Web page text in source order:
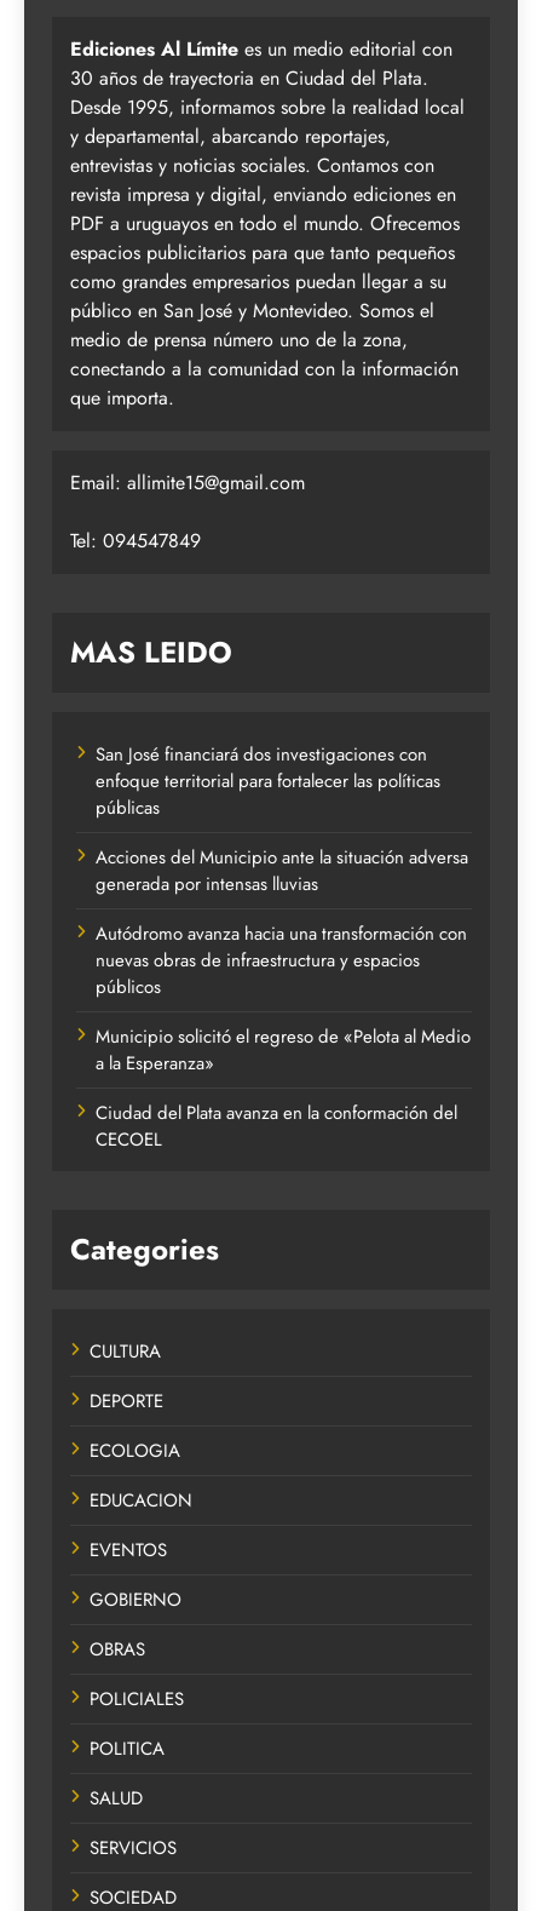
Ediciones Al Límite es un medio editorial con
30 años de trayectoria en Ciudad del Plata.
Desde 1995, informamos sobre la realidad local
y departamental, abarcando reportajes,
entrevistas y noticias sociales. Contamos con
revista impresa y digital, enviando ediciones en
PDF a uruguayos en todo el mundo. Ofrecemos
espacios publicitarios para que tanto pequeños
como grandes empresarios puedan llegar a su
público en San José y Montevideo. Somos el
medio de prensa número uno de la zona,
conectando a la comunidad con la información
que importa.
Email: allimite15@gmail.com
Tel: 094547849
MAS LEIDO
San José financiará dos investigaciones con
enfoque territorial para fortalecer las políticas
públicas
Acciones del Municipio ante la situación adversa
generada por intensas lluvias
Autódromo avanza hacia una transformación con
nuevas obras de infraestructura y espacios
públicos
Municipio solicitó el regreso de «Pelota al Medio
a la Esperanza»
Ciudad del Plata avanza en la conformación del
CECOEL
Categories
CULTURA
DEPORTE
ECOLOGIA
EDUCACION
EVENTOS
GOBIERNO
OBRAS
POLICIALES
POLITICA
SALUD
SERVICIOS
SOCIEDAD